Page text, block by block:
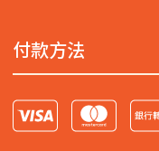
付款方法